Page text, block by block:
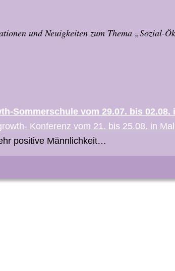
und Neuigkeiten zum Thema „Sozial-
Sommerschule vom 29.07. bis
Konferenz vom 21. bis 25.08. in
positive Männlichkeit…